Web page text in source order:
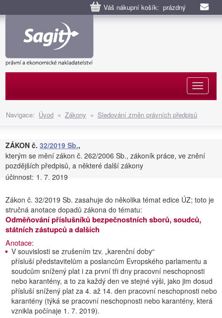
Váš nákupní košík: prázdný
Navigace: Úvod » Zákony » Sledování změn právních předpisů
ZÁKON č. 32/2019 Sb.,
kterým se mění zákon č. 262/2006 Sb., zákoník práce, ve znění
pozdějších předpisů, a některé další zákony
účinnost: 1. 7. 2019
Zákon č. 32/2019 Sb. zasahuje do několika témat edice ÚZ; toto je
stručná anotace dopadů zákona do tématu:
Odměňování příslušníků bezpečnostních sborů, soudců,
státních zástupců a dalších
Anotace:
V souvislosti se zrušením tzv. „karenční doby“
přísluší představitelům a poslancům Evropského parlamentu a
soudcům snížený plat i za první tři dny pracovní neschopnosti
nebo karantény, a to za každý den ve stejné výši, jako jim dosud
přísluší snížený plat za 4. až 14. den pracovní neschopnosti nebo
karantény (týká se pracovní neschopnosti nebo karantény, která
vznikla počínaje 1. 7. 2019).